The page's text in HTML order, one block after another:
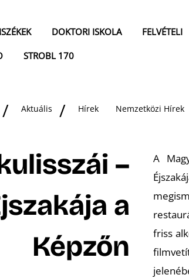
DOKTORI ISKOLA FELVÉTELI
STROBL 170
Aktuális Hírek Nemzetközi Hírek
–
a
Képzőn
A
friss